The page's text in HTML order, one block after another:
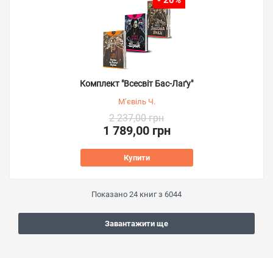
Комплект "Всесвіт Бас-Лаґу"
М’євіль Ч.
2 237,00 грн
1 789,00 грн
Купити
Показано 24 книг з 6044
Завантажити ще